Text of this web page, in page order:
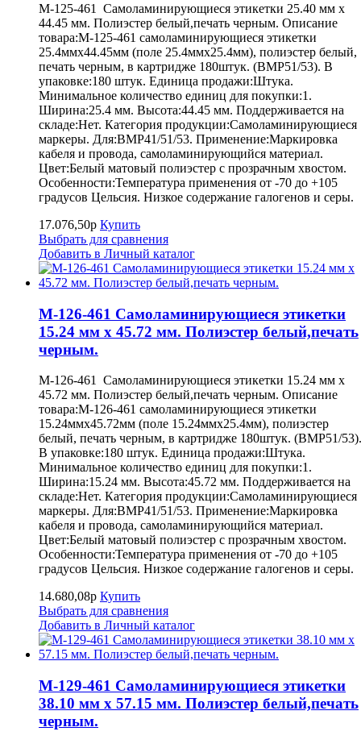
M-125-461 Самоламинирующиеся этикетки 25.40 мм х
44.45 мм. Полиэстер белый,печать черным. Описание
товара:M-125-461 самоламинирующиеся этикетки
25.4ммх44.45мм (поле 25.4ммх25.4мм), полиэстер белый,
печать черным, в картридже 180штук. (BMP51/53). В
упаковке:180 штук. Единица продажи:Штука.
Минимальное количество единиц для покупки:1.
Ширина:25.4 мм. Высота:44.45 мм. Поддерживается на
складе:Нет. Категория продукции:Самоламинирующиеся
маркеры. Для:BMP41/51/53. Применение:Маркировка
кабеля и провода, самоламинирующийся материал.
Цвет:Белый матовый полиэстер с прозрачным хвостом.
Особенности:Температура применения от -70 до +105
градусов Цельсия. Низкое содержание галогенов и серы.
17.076,50р Купить
Выбрать для сравнения
Добавить в Личный каталог
M-126-461 Самоламинирующиеся этикетки
15.24 мм х 45.72 мм. Полиэстер белый,печать
черным.
M-126-461 Самоламинирующиеся этикетки 15.24 мм х
45.72 мм. Полиэстер белый,печать черным. Описание
товара:M-126-461 самоламинирующиеся этикетки
15.24ммх45.72мм (поле 15.24ммх25.4мм), полиэстер
белый, печать черным, в картридже 180штук. (BMP51/53).
В упаковке:180 штук. Единица продажи:Штука.
Минимальное количество единиц для покупки:1.
Ширина:15.24 мм. Высота:45.72 мм. Поддерживается на
складе:Нет. Категория продукции:Самоламинирующиеся
маркеры. Для:BMP41/51/53. Применение:Маркировка
кабеля и провода, самоламинирующийся материал.
Цвет:Белый матовый полиэстер с прозрачным хвостом.
Особенности:Температура применения от -70 до +105
градусов Цельсия. Низкое содержание галогенов и серы.
14.680,08р Купить
Выбрать для сравнения
Добавить в Личный каталог
M-129-461 Самоламинирующиеся этикетки
38.10 мм х 57.15 мм. Полиэстер белый,печать
черным.